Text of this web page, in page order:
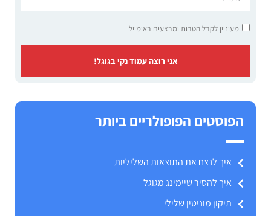
מעוניין לקבל הטבות ומבצעים באימייל
אני רוצה עמוד נקי בגוגל!
הפוסטים הפופולריים ביותר
איך לנצח את התוצאות השליליות
איך להסיר שיימינג מגוגל
תיקון מוניטין שלילי